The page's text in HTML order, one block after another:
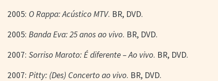
2005: O Rappa: Acústico MTV. BR, DVD.
2005: Banda Eva: 25 anos ao vivo. BR, DVD.
2007: Sorriso Maroto: É diferente – Ao vivo. BR, DVD.
2007: Pitty: (Des) Concerto ao vivo. BR, DVD.